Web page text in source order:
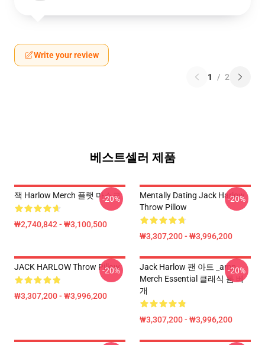
Write your review
1 / 2
베스트셀러 제품
잭 Harlow Merch 플랫 마스크
₩2,740,842 - ₩3,100,500
-20%
Mentally Dating Jack Harlow
Throw Pillow
₩3,307,200 - ₩3,996,200
-20%
JACK HARLOW Throw Pillow
₩3,307,200 - ₩3,996,200
-20%
Jack Harlow 팬 아트 _amp_
Merch Essential 클래식 톰 베
개
₩3,307,200 - ₩3,996,200
-20%